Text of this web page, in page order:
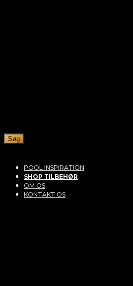
Søg
POOL INSPIRATION
SHOP TILBEHØR
OM OS
KONTAKT OS